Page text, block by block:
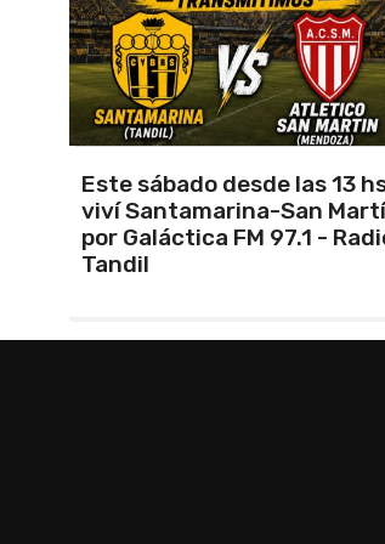
Vuelve el torneo oficial de
hockey